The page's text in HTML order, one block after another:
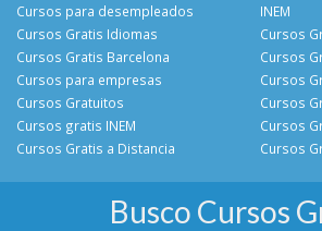
Cursos para desempleados
Cursos Gratis Idiomas
Cursos Gratis Barcelona
INEM
Cursos
Cursos
Cursos para empresas
Cursos Gratuitos
Cursos gratis INEM
Cursos Gratis a Distancia
Cursos
Cursos
Cursos
Cursos
Busco Cursos